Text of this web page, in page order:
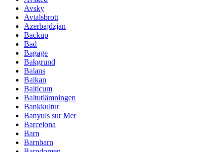
Avsky
Avtalsbrott
Azerbajdzjan
Backup
Bad
Bagage
Bakgrund
Balans
Balkan
Balticum
Baltutlämningen
Bankkultur
Banyuls sur Mer
Barcelona
Barn
Barnbarn